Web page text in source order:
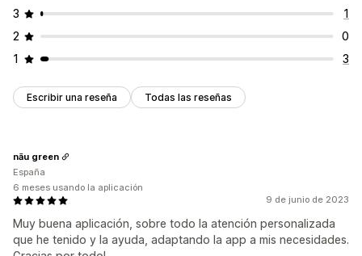
3
1
2
0
1
3
Escribir una reseña Todas las reseñas
9 de junio de 2023
Muy buena aplicación, sobre todo la atención personalizada
que he tenido y la ayuda, adaptando la app a mis necesidades.
nāu green
España
6 meses usando la aplicación